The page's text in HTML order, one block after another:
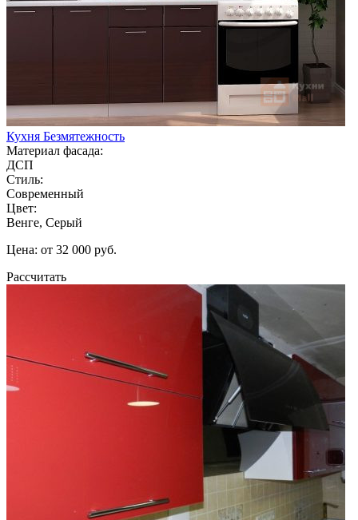
Кухня Безмятежность
Материал фасада:
ДСП
Стиль:
Современный
Цвет:
Венге, Серый
Цена: от 32 000 руб.
Рассчитать